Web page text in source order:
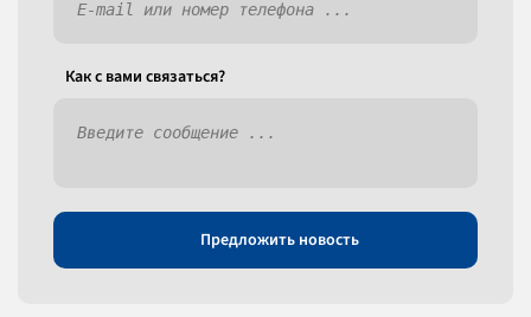
Как c вами связаться?
Предложить новость